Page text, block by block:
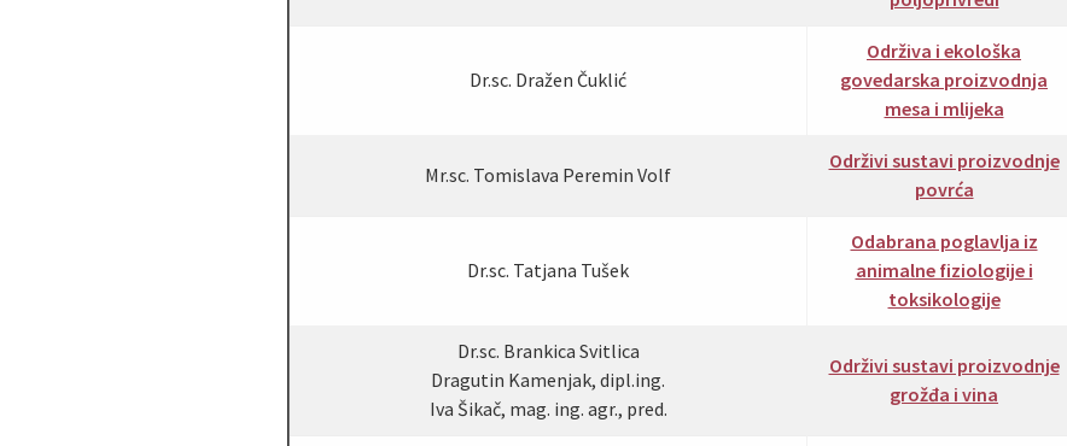
Dr.sc. Dražen Čuklić
Održiva i ekološka
govedarska proizvodnja
mesa i mlijeka
Mr.sc. Tomislava Peremin Volf
Održivi sustavi proizvodnje
povrća
Dr.sc. Tatjana Tušek
Odabrana poglavlja iz
animalne fiziologije i
toksikologije
Dr.sc. Brankica Svitlica
Dragutin Kamenjak, dipl.ing.
Iva Šikač, mag. ing. agr., pred.
Održivi sustavi proizvodnje
grožđa i vina